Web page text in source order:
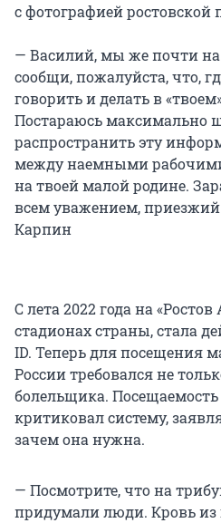
с фотографией ростовской
— Василий, мы же почти на
сообщи, пожалуйста, что,
говорить и делать в
Постараюсь максимально
распространить эту
между наемными
на твоей малой родине.
всем уважением,
Карпин
С лета 2022 года на
стадионах страны, стала
ID. Теперь для посещения
России требовался не
болельщика.
критиковал систему,
зачем она нужна.
— Посмотрите, что на
придумали люди. Кровь из